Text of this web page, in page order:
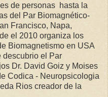
de personas hasta la
del Par Biomagnético-
Francisco, Napa,
el 2010 organiza los
Biomagnetismo en USA
descubrio el Par
Dr. David Goiz y Moises
Codica - Neuropsicologia
Rios creador de la